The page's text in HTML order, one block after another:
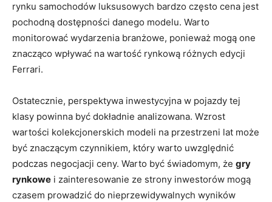
rynku samochodów luksusowych bardzo ⁤często cena ​jest‍
pochodną dostępności danego modelu. Warto
monitorować wydarzenia branżowe, ponieważ mogą one
znacząco wpływać na wartość ‍rynkową różnych edycji⁣
Ferrari.
Ostatecznie, perspektywa inwestycyjna w pojazdy tej
klasy powinna być dokładnie analizowana. Wzrost
wartości kolekcjonerskich modeli‌ na przestrzeni lat może
być znaczącym czynnikiem, który warto uwzględnić
podczas negocjacji ceny. Warto być świadomym, że‌ gry
rynkowe i zainteresowanie ⁣ze strony inwestorów ⁤mogą
czasem prowadzić do nieprzewidywalnych wyników